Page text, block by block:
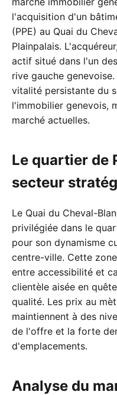
l'acquisition d'un
(PPE) au Quai du
Plainpalais.
actif situé dans l'un
rive gauche
vitalité persistante du
l'immobilier genevois,
marché actuelles.
Le quartier de
secteur
Le Quai du Cheval-
privilégiée dans le
pour son dynamisme
centre-ville. Cette
entre accessibilité et
clientèle aisée en
qualité. Les prix au
maintiennent à des
de l'offre et la forte
d'emplacements.
Analyse du